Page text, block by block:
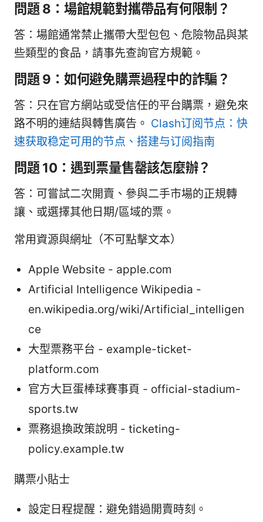
問題 8：場館規範對攜帶品有何限制？
答：場館通常禁止攜帶大型包包、危險物品與某
些類型的食品，請事先查詢官方規範。
問題 9：如何避免購票過程中的詐騙？
答：只在官方網站或受信任的平台購票，避免來
路不明的連結與轉售廣告。 Clash订阅节点：快
速获取稳定可用的节点、搭建与订阅指南
問題 10：遇到票量售罄該怎麼辦？
答：可嘗試二次開賣、參與二手市場的正規轉
讓、或選擇其他日期/區域的票。
常用資源與網址（不可點擊文本）
Apple Website - apple.com
Artificial Intelligence Wikipedia -
en.wikipedia.org/wiki/Artificial_intelligen
ce
大型票務平台 - example-ticket-
platform.com
官方大巨蛋棒球賽事頁 - official-stadium-
sports.tw
票務退換政策說明 - ticketing-
policy.example.tw
購票小貼士
設定日程提醒：避免錯過開賣時刻。